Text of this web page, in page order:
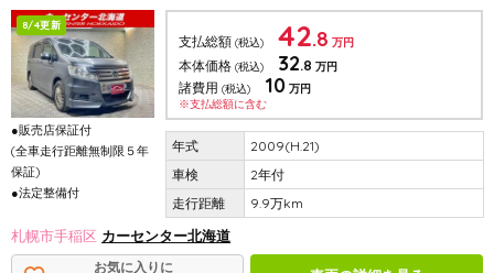
8/4更新
●販売店保証付
(全車走行距離無制限５年
保証)
●法定整備付
支払総額 (税込) 42.8 万円
本体価格 (税込) 32.8 万円
諸費用 (税込) 10 万円
※支払総額に含む
2009(H.21)
2年付
9.9万km
札幌市手稲区 カーセンター北海道
お気に入りに